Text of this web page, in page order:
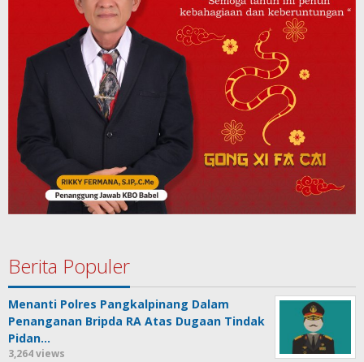
Berita Populer
Menanti Polres Pangkalpinang Dalam
Penanganan Bripda RA Atas Dugaan Tindak
Pidan…
3,264 views